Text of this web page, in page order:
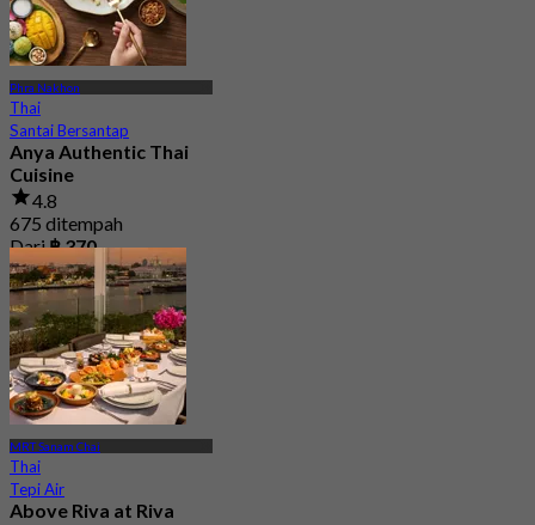
Phra Nakhon
Thai
Santai Bersantap
Anya Authentic Thai
Cuisine
4.8
675 ditempah
Dari฿ 370
MRT Sanam Chai
Thai
Tepi Air
Above Riva at Riva